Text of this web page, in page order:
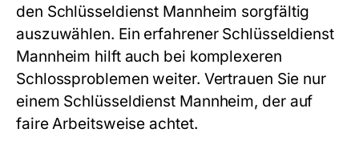
den Schlüsseldienst Mannheim sorgfältig
auszuwählen. Ein erfahrener Schlüsseldienst
Mannheim hilft auch bei komplexeren
Schlossproblemen weiter. Vertrauen Sie nur
einem Schlüsseldienst Mannheim, der auf
faire Arbeitsweise achtet.